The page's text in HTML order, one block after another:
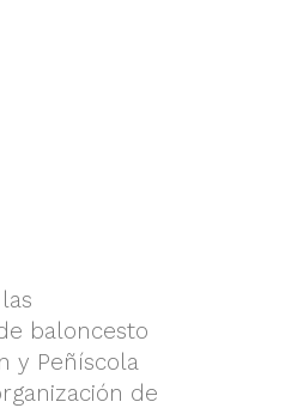
baloncesto
y Peñíscola
de